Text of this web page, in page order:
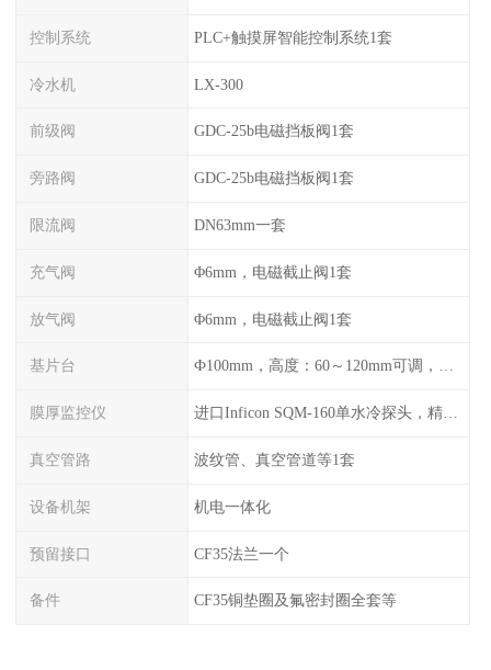
控制系统 PLC+触摸屏智能控制系统1套
冷水机 LX-300
前级阀 GDC-25b电磁挡板阀1套
旁路阀 GDC-25b电磁挡板阀1套
限流阀 DN63mm一套
充气阀 Φ6mm，电磁截止阀1套
放气阀 Φ6mm，电磁截止阀1套
基片台 Ф100mm，高度：60～120mm可调，旋转：0-20r/min可调，可加热至300℃
膜厚监控仪 进口Inficon SQM-160单水冷探头，精度0.1Å（选配）
真空管路 波纹管、真空管道等1套
设备机架 机电一体化
预留接口 CF35法兰一个
备件 CF35铜垫圈及氟密封圈全套等